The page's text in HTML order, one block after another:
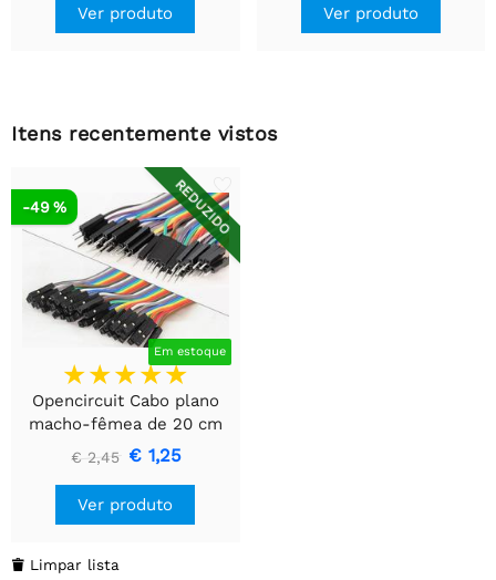
Ver produto Ver produto
Itens recentemente vistos
REDUZIDO
Em estoque
-49 %
Opencircuit Cabo plano
macho-fêmea de 20 cm
40 peças
€ 2,45 € 1,25
Ver produto
 Limpar lista